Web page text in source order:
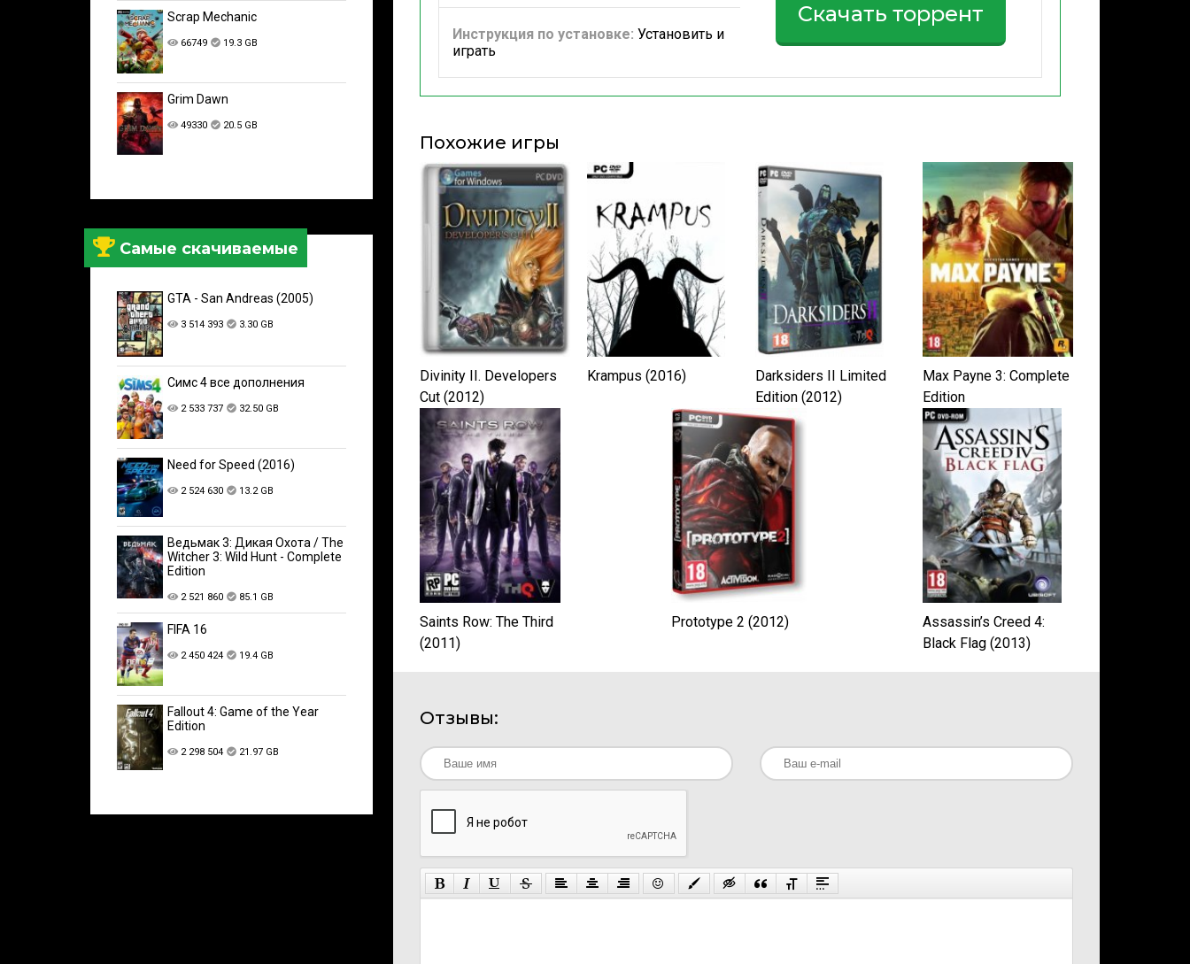
Scrap Mechanic
66749 19.3 GB
Grim Dawn
49330 20.5 GB
Самые скачиваемые
GTA - San Andreas (2005)
3 514 393 3.30 GB
Симс 4 все дополнения
2 533 737 32.50 GB
Need for Speed (2016)
2 524 630 13.2 GB
Ведьмак 3: Дикая Охота / The
Witcher 3: Wild Hunt - Complete
Edition
2 521 860 85.1 GB
FIFA 16
2 450 424 19.4 GB
Fallout 4: Game of the Year
Edition
2 298 504 21.97 GB
Инструкция по установке: Установить и
играть
Скачать торрент
Похожие игры
Divinity II. Developers
Cut (2012)
Krampus (2016)
Darksiders II Limited
Edition (2012)
Max Payne 3: Complete
Edition
Saints Row: The Third
(2011)
Prototype 2 (2012)
Assassin’s Creed 4:
Black Flag (2013)
Отзывы: